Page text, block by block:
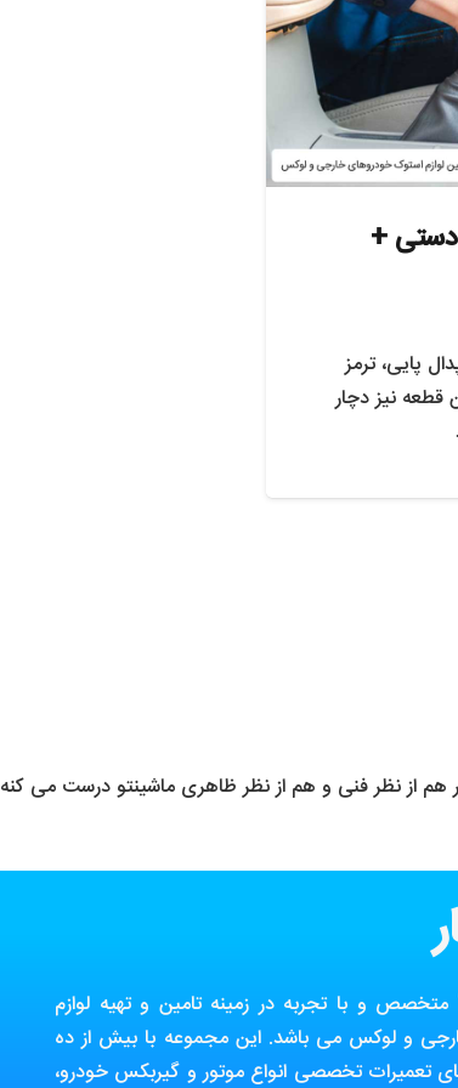
دستی +
پایی، ترمز
قطعه نیز دچار
از نظر فنی و هم از نظر ظاهری ماشینتو درست می کنه
و با تجربه در زمینه تامین و تهیه لوازم
و لوکس می باشد. این مجموعه با بیش از ده
تعمیرات تخصصی انواع موتور و گیربکس خودرو،